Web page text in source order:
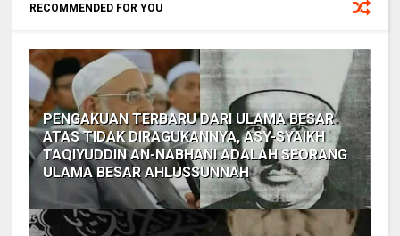
RECOMMENDED FOR YOU
PENGAKUAN TERBARU DARI ULAMA BESAR
ATAS TIDAK DIRAGUKANNYA, ASY-SYAIKH
TAQIYUDDIN AN-NABHANI ADALAH SEORANG
ULAMA BESAR AHLUSSUNNAH